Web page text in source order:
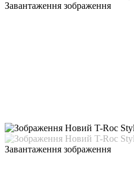
Завантаження зображення
Завантаження зображення